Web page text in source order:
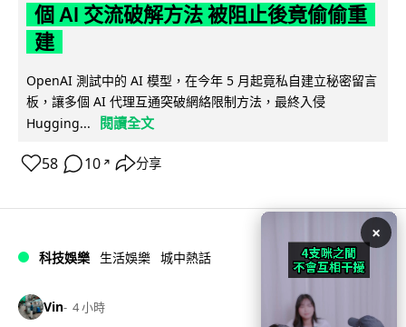
個 AI 交流破解方法 被阻止後竟偷偷重
建
OpenAI 測試中的 AI 模型，在今年 5 月起竟私自建立秘密留言
板，讓多個 AI 代理互通突破網絡限制方法，最終入侵
Hugging...
閱讀全文
58 10 ↗ 分享
科技娛樂 生活娛樂 城中熱話
Vin 4 小時
×